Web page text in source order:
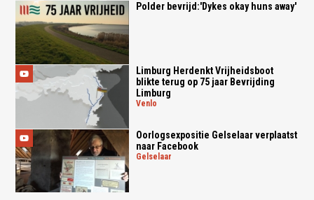
Polder bevrijd:'Dykes okay huns away'
Limburg Herdenkt Vrijheidsboot
blikte terug op 75 jaar Bevrijding
Limburg
venlo
Oorlogsexpositie Gelselaar verplaatst
naar Facebook
gelselaar